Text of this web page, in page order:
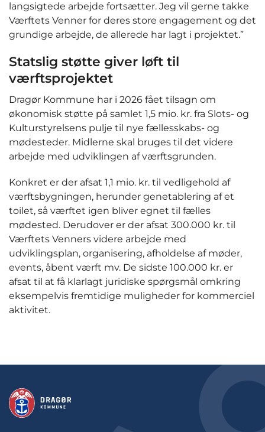
langsigtede arbejde fortsætter. Jeg vil gerne takke
Værftets Venner for deres store engagement og det
grundige arbejde, de allerede har lagt i projektet.”
Statslig støtte giver løft til
værftsprojektet
Dragør Kommune har i 2026 fået tilsagn om
økonomisk støtte på samlet 1,5 mio. kr. fra Slots- og
Kulturstyrelsens pulje til nye fællesskabs- og
mødesteder. Midlerne skal bruges til det videre
arbejde med udviklingen af værftsgrunden.
Konkret er der afsat 1,1 mio. kr. til vedligehold af
værftsbygningen, herunder genetablering af et
toilet, så værftet igen bliver egnet til fælles
mødested. Derudover er der afsat 300.000 kr. til
Værftets Venners videre arbejde med
udviklingsplan, organisering, afholdelse af møder,
events, åbent værft mv. De sidste 100.000 kr. er
afsat til at få klarlagt juridiske spørgsmål omkring
eksempelvis fremtidige muligheder for kommerciel
aktivitet.